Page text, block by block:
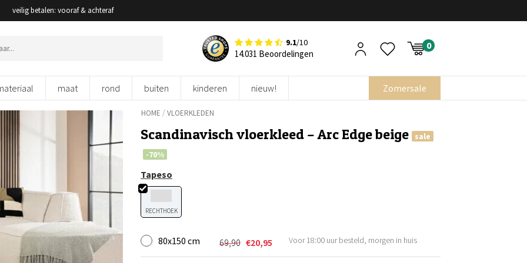
veilig betalen: vooraf & achteraf
9.1/10
14.031 Beoordelingen
maat rond buiten kinderen nieuw! Zomersale
HOME /VLOERKLEDEN
Scandinavisch vloerkleed – Arc Edge beige
sale
-70%
Tapeso
RECHTHOEK
80x150 cm 69,90
Oorspronkelijke
prijs
€20,95
Huidige
prijs
Voor 18:00 uur besteld, morgen in huis